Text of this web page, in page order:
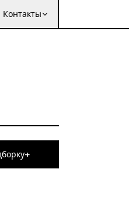
Контакты
+